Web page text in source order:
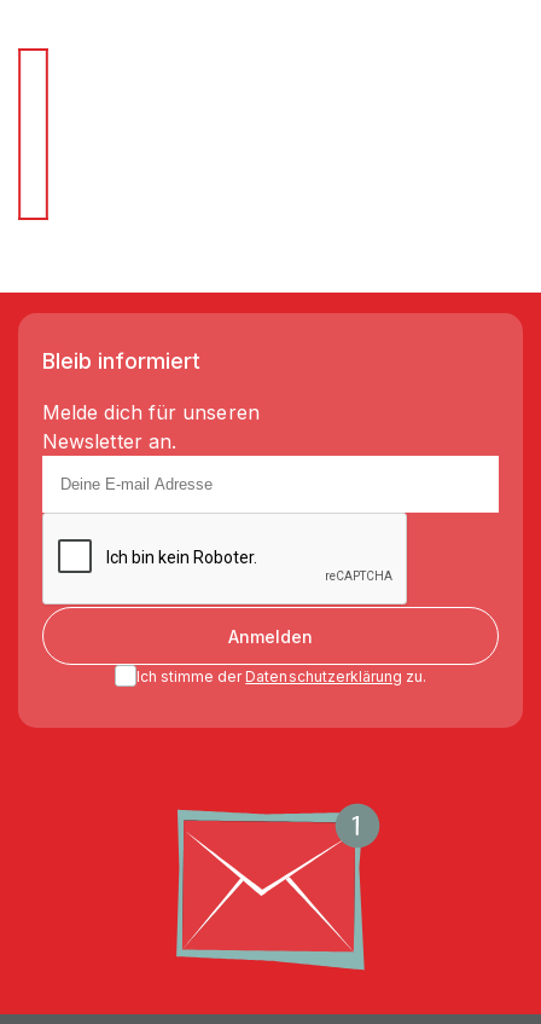
Bleib informiert
Melde dich für unseren
Newsletter an.
Anmelden
Ich stimme der Datenschutzerklärung zu.